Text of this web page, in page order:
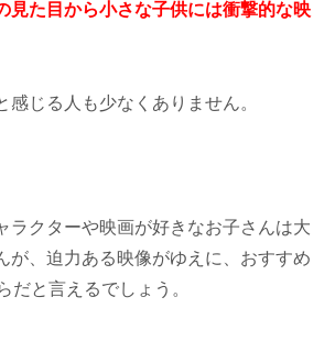
見た目から小さな子供には衝撃的な映
感じる人も少なくありません。
ラクターや映画が好きなお子さんは大
が、迫力ある映像がゆえに、おすすめ
だと言えるでしょう。